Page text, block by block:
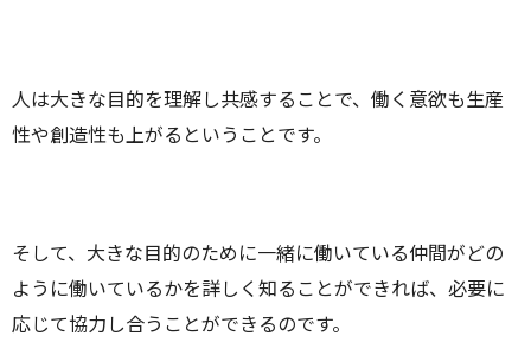
人は大きな目的を理解し共感することで、働く意欲も生産
性や創造性も上がるということです。
そして、大きな目的のために一緒に働いている仲間がどの
ように働いているかを詳しく知ることができれば、必要に
応じて協力し合うことができるのです。